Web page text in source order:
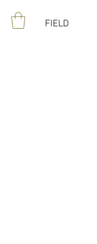
FIELD